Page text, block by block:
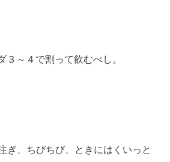
３～４で割って飲むべし。
ぎ、ちびちび、ときにはくいっと